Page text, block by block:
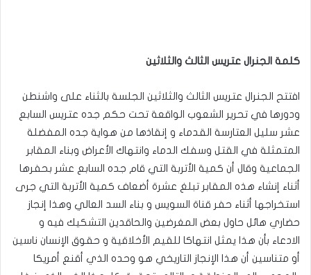
كلمة الجنرال عتريس الثالث والثلاثين
افتتح الجنرال عتريس الثالث والثلاثين الجلسة بالثناء على واشنطن
ودورها في تحرير الشعوب الواقعة تحت حكم جده عتريس السابع
عشر سليل العتارسة القدماء و إنقاذها من هواية جده المفضلة
المتمثلة في القتل وسفك الدماء وانتهاك الأعراض وبناء المقابر
الجماعية وقال أن كمية الأتربة التي قام جده السابع عشر بحفرها
أثناء إنشاء هذه المقابر تبلغ عشرة أضعاف كمية الأتربة التي جرى
استخراجها أثناء حفر قناة السويس و بناء السد العالي وهذا إنجاز
حضاري هائل حاول بعض المغرضين والحاقدين التشكيك فيه و
الادعاء بأن هذا يمثل انتهاكا للقيم الأخلاقية و حقوق الإنسان ناسين
أو متناسين أن هذا الإنجاز التاريخي هو وحده الذي أقنع أمريكا